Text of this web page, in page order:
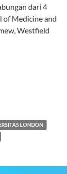
dari 4
of Medicine and
Westfield
LONDON